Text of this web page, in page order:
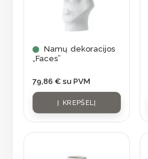
Namų dekoracijos
„Faces”
79,86 € su PVM
Į KREPŠELĮ